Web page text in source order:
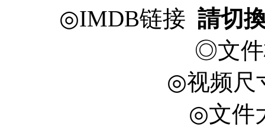
◎IMDB链接 請切
◎文
◎视频尺
◎文件